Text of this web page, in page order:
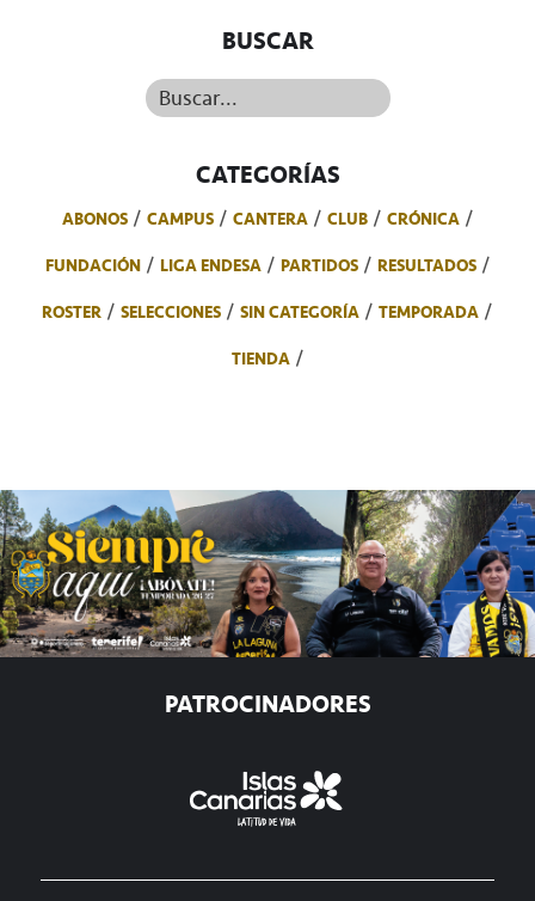
BUSCAR
Buscar...
CATEGORÍAS
ABONOS CAMPUS CANTERA CLUB
CRÓNICA
FUNDACIÓN
LIGA ENDESA PARTIDOS
RESULTADOS
ROSTER
SELECCIONES SIN CATEGORÍA
TEMPORADA
TIENDA
PATROCINADORES